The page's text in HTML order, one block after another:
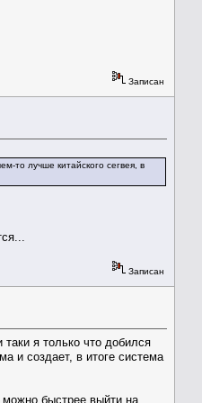
Записан
то лучше китайского сегвея, в
Записан
я только что добился
и создает, в итоге система
быстрее выйти на